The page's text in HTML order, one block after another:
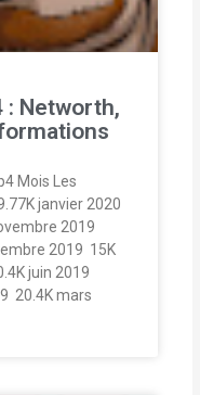
: Networth,
Mois Les
janvier 2020 
2019 
2019  15K
juin 2019 
 20.4K mars